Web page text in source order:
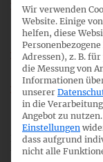
Höhere
Sustainability
Größere
durch
Reduktion der
DRSC-Präsident
Übermittlung der
Wir verwenden
Website. Einige
helfen, diese
Adressen), z. B.
die Messung von
Informationen
unserer
in die
Angebot zu nutzen.
Einstellungen
dass aufgrund
nicht alle